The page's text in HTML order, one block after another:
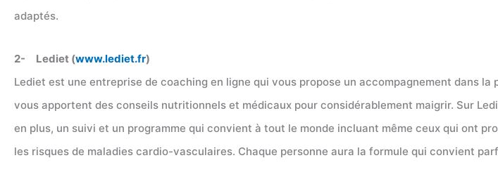
adaptés.
2- Lediet (www.lediet.fr)
Lediet est une entreprise de coaching en ligne qui vous propose un accompagnement dans
vous apportent des conseils nutritionnels et médicaux pour considérablement maigrir. Sur
en plus, un suivi et un programme qui convient à tout le monde incluant même ceux qui ont
les risques de maladies cardio-vasculaires. Chaque personne aura la formule qui convient